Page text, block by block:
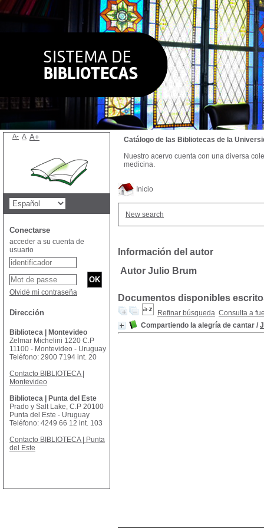
Inicio
New search
Información del autor
Autor Julio Brum
Documentos disponibles
Refinar búsqueda Consulta a
Compartiendo la alegría de cantar /
Catálogo de las Bibliotecas de la
Nuestro acervo cuenta con una diversa
medicina.
A- A A+
Conectarse
acceder a su cuenta de
usuario
Olvidé mi contraseña
Dirección
Biblioteca | Montevideo
Zelmar Michelini 1220 C.P
11100 - Montevideo - Uruguay
Teléfono: 2900 7194 int. 20
Contacto BIBLIOTECA |
Montevideo
Biblioteca | Punta del Este
Prado y Salt Lake, C.P 20100
Punta del Este - Uruguay
Teléfono: 4249 66 12 int. 103
Contacto BIBLIOTECA | Punta
del Este